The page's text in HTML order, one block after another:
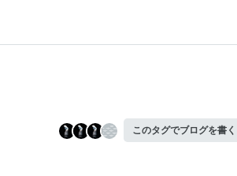
このタグでブログを書く